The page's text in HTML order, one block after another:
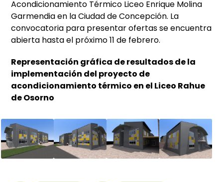
Acondicionamiento Térmico Liceo Enrique Molina
Garmendia en la Ciudad de Concepción. La
convocatoria para presentar ofertas se encuentra
abierta hasta el próximo 11 de febrero.
Representación gráfica de resultados de la
implementación del proyecto de
acondicionamiento térmico en el Liceo Rahue
de Osorno